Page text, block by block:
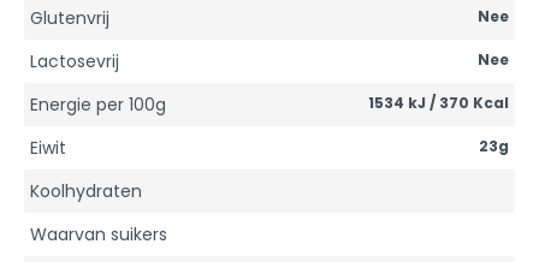
Glutenvrij Nee
Lactosevrij Nee
Energie per 100g 1534 kJ / 370 Kcal
Eiwit 23g
Koolhydraten
Waarvan suikers